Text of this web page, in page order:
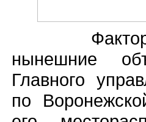
нынешние
Главного
по